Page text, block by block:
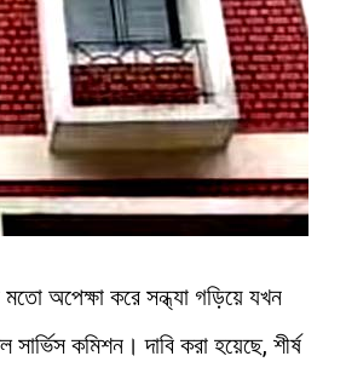
অপেক্ষা করে সন্ধ্যা গড়িয়ে যখন
কমিশন। দাবি করা হয়েছে, শীর্ষ